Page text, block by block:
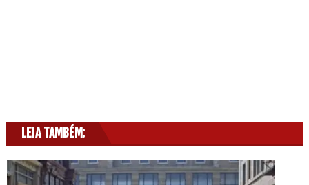
LEIA TAMBÉM: